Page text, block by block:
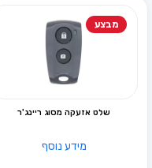
מבצע
שלט אזעקה מסוג ריינג'ר
מידע נוסף